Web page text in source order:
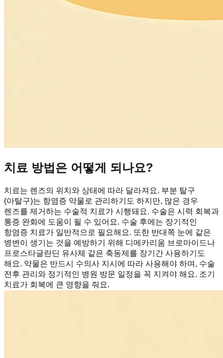
치료 방법은 어떻게 되나요?
치료는 렌즈의 위치와 상태에 따라 달라져요. 부분 탈구
(아탈구)는 항염증 약물로 관리하기도 하지만, 많은 경우
렌즈를 제거하는 수술적 치료가 시행돼요. 수술은 시력 회복과
통증 완화에 도움이 될 수 있어요. 수술 후에는 장기적인
항염증 치료가 일반적으로 필요해요. 또한 반대쪽 눈에 같은
병변이 생기는 것을 예방하기 위해 디메카리움 브로마이드나
프로스타글란딘 유사체 같은 축동제를 장기간 사용하기도
해요. 약물은 반드시 수의사 지시에 따라 사용해야 하며, 수술
전후 관리와 정기적인 병원 방문 일정을 꼭 지켜야 해요. 조기
치료가 회복에 큰 영향을 줘요.